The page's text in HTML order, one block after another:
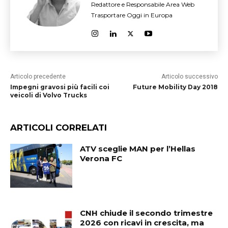
Redattore e Responsabile Area Web
Trasportare Oggi in Europa
Articolo precedente
Impegni gravosi più facili coi
veicoli di Volvo Trucks
Articolo successivo
Future Mobility Day 2018
ARTICOLI CORRELATI
ATV sceglie MAN per l’Hellas
Verona FC
CNH chiude il secondo trimestre
2026 con ricavi in crescita, ma